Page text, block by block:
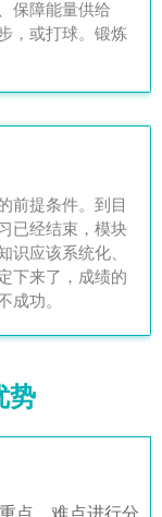
保障能量供给
，或打球。锻炼
前提条件。到目
已经结束，模块
识应该系统化、
下来了，成绩的
成功。
势